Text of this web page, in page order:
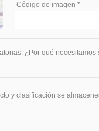
Código de imagen *
¿Por qué necesitamos
y clasificación se